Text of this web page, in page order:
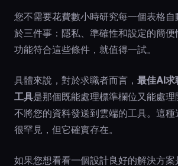
您不需要花費數小時研究每一個表格
於三件事：隱私、準確性和設定的簡
功能符合這些條件，就值得一試。
具體來說，對於求職者而言， 最佳AI求
工具是那個既能處理標準欄位又能處
不將您的資料發送到雲端的工具。這
很罕見，但它確實存在。
如果您想看看一個設計良好的解決方